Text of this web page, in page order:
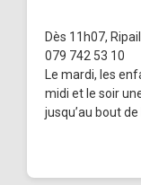
Dès 11h07,
079 742 53 10
Le mardi, les
midi et le soir
jusqu’au bout de